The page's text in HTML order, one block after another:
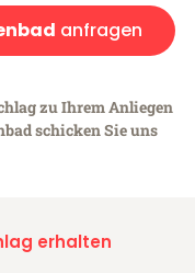
anfragen
zu Ihrem Anliegen
schicken Sie uns
erhalten